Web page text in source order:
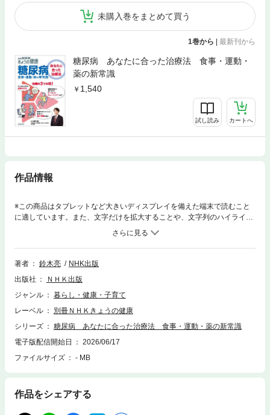
未購入巻をまとめて買う
1巻から | 最新刊から
糖尿病 あなたに合った治療法 食事・運動・
薬の新常識
1,540
試し読み カートへ
作品情報
※この商品はタブレットなど大きいディスプレイを備えた端末で読むこと
に適しています。また、文字だけを拡大することや、文字列のハイライ
ト、検索、辞書の参照、引用などの機能が使用できません。治療の「３つ
の柱」で糖尿病とうまく付き合おう。食事・運動・薬の最新アプローチ現
在糖尿病と診断され、その治療を受けている人は約552万人。そして、い
わゆる「糖尿病予備群」と呼ばれる人たちを含めた 2000万人超に糖尿病
本的には「すぐに命に関わるもの」ではない。だからこそ、食事・運動・
薬といった治療の「３つの柱」でアプローチし、病気をコントロールして
についてはもちろん、生活スタイルに合わせた食事のアドバイス、さらに
は最新の知見で有効とされた「有酸素運動」＋「筋トレ」の組み合わせを
効率よく実践できる「サーキットトレーニング」などを紹介。
著者 鈴木亮
NHK出版
出版社
ＮＨＫ出版
ジャンル
暮らし・健康・子育て
レーベル
別冊ＮＨＫきょうの健康
シリーズ
糖尿病 あなたに合った治療法 食事・運動・薬の新常識
電子版配信開始日
2026/06/17
ファイルサイズ
- MB
作品をシェアする